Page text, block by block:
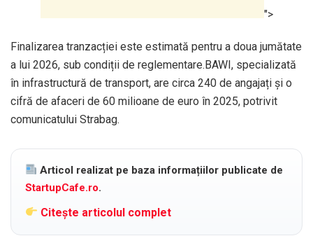
">
Finalizarea tranzacției este estimată pentru a doua jumătate
a lui 2026, sub condiții de reglementare.BAWI, specializată
în infrastructură de transport, are circa 240 de angajați și o
cifră de afaceri de 60 milioane de euro în 2025, potrivit
comunicatului Strabag.
Articol realizat pe baza informațiilor publicate de
StartupCafe.ro.
Citește articolul complet